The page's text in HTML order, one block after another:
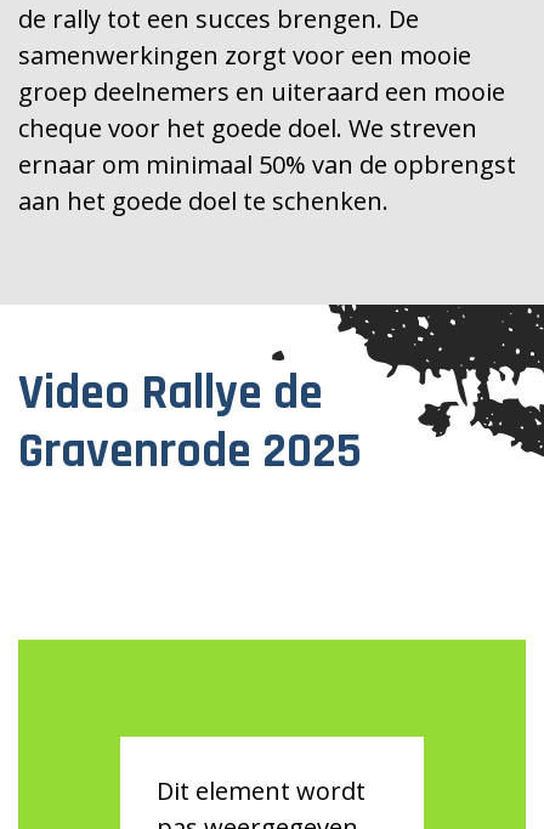
de rally tot een succes brengen. De
samenwerkingen zorgt voor een mooie
groep deelnemers en uiteraard een mooie
cheque voor het goede doel. We streven
ernaar om minimaal 50% van de opbrengst
aan het goede doel te schenken.
Video Rallye de
Gravenrode 2025
Dit element wordt